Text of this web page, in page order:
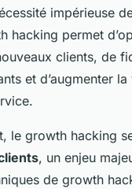
impérieuse
hacking permet
clients, de
et d’augmenter
le growth hacking
, un enjeu
de growth